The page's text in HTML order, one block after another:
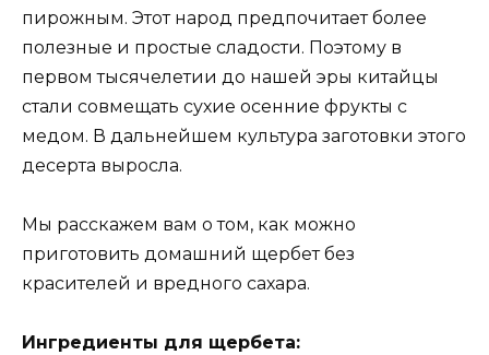
пирожным. Этот народ предпочитает более
полезные и простые сладости. Поэтому в
первом тысячелетии до нашей эры китайцы
стали совмещать сухие осенние фрукты с
медом. В дальнейшем культура заготовки этого
десерта выросла.
Мы расскажем вам о том, как можно
приготовить домашний щербет без
красителей и вредного сахара.
Ингредиенты для щербета: